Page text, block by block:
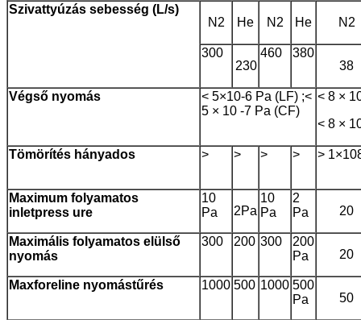
Szivattyúzás sebesség (L/s)
N2
He N2 He N2
300
230
460
380
38
Végső nyomás
< 5×10-6 Pa (LF) ;<
5 × 10 -7 Pa (CF)
< 8 ×
< 8 ×
Tömörítés hányados > > > > >
Maximum folyamatos
inletpress ure
10
Pa
2Pa
10
Pa
2
Pa
20
Maximális folyamatos elülső
nyomás
300 200 300
200
Pa
20
Maxforeline nyomástűrés 1000 500 1000 500
Pa
50